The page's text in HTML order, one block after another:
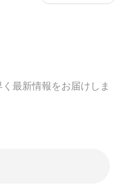
最新情報をお届けしま